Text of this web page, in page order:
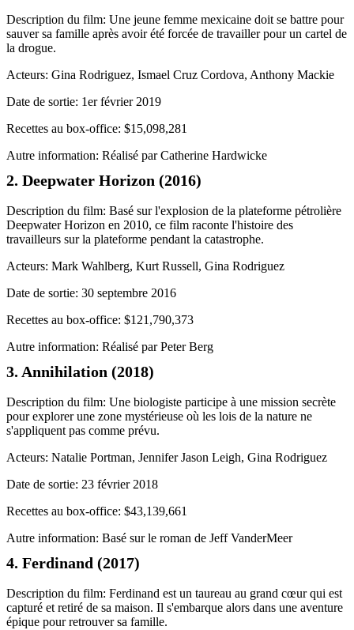
Description du film: Une jeune femme mexicaine doit se battre pour
sauver sa famille après avoir été forcée de travailler pour un cartel de
la drogue.
Acteurs: Gina Rodriguez, Ismael Cruz Cordova, Anthony Mackie
Date de sortie: 1er février 2019
Recettes au box-office: $15,098,281
Autre information: Réalisé par Catherine Hardwicke
2. Deepwater Horizon (2016)
Description du film: Basé sur l'explosion de la plateforme pétrolière
Deepwater Horizon en 2010, ce film raconte l'histoire des
travailleurs sur la plateforme pendant la catastrophe.
Acteurs: Mark Wahlberg, Kurt Russell, Gina Rodriguez
Date de sortie: 30 septembre 2016
Recettes au box-office: $121,790,373
Autre information: Réalisé par Peter Berg
3. Annihilation (2018)
Description du film: Une biologiste participe à une mission secrète
pour explorer une zone mystérieuse où les lois de la nature ne
s'appliquent pas comme prévu.
Acteurs: Natalie Portman, Jennifer Jason Leigh, Gina Rodriguez
Date de sortie: 23 février 2018
Recettes au box-office: $43,139,661
Autre information: Basé sur le roman de Jeff VanderMeer
4. Ferdinand (2017)
Description du film: Ferdinand est un taureau au grand cœur qui est
capturé et retiré de sa maison. Il s'embarque alors dans une aventure
épique pour retrouver sa famille.